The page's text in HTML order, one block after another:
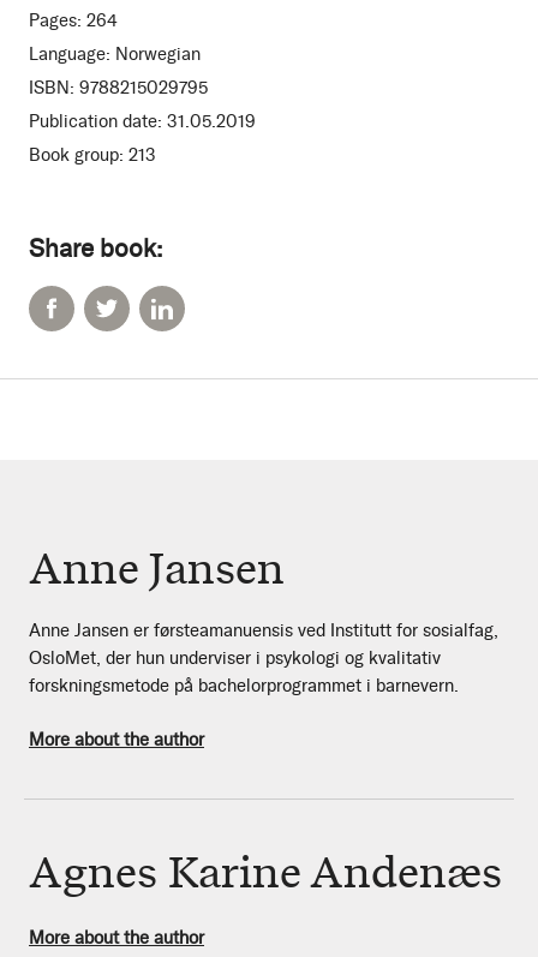
Share book:
Pages: 264
Language: Norwegian
ISBN: 9788215029795
Publication date: 31.05.2019
Book group: 213
Anne Jansen
Anne Jansen er førsteamanuensis ved Institutt for sosialfag,
OsloMet, der hun underviser i psykologi og kvalitativ
forskningsmetode på bachelorprogrammet i barnevern.
More about the author
Agnes Karine Andenæs
More about the author